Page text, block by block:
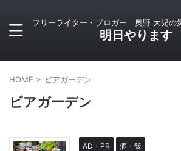
フリーライター・ブロガー 奥野 大児の
明日やります
HOME > ビアガーデン
ビアガーデン
AD・PR 酒・飯